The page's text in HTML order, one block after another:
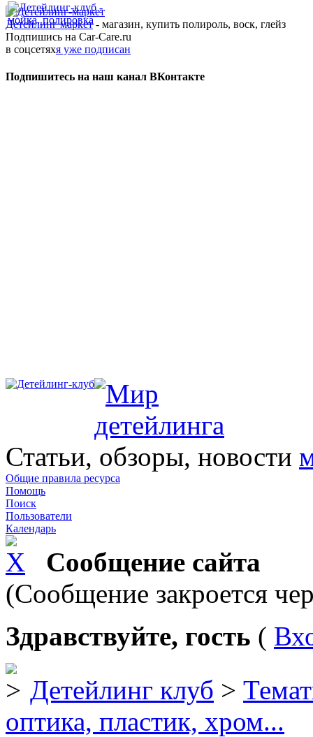
Детейлинг маркет- магазин, купить полироль, воск, глейз
Подпишись на Car-Care.ru
в соцсетяхя уже подписан
Подпишитесь на наш канал ВКонтакте
Статьи, обзоры, новости
Общие правила ресурса
Помощь
Поиск
Пользователи
Календарь
Сообщение сайта
(Сообщение закроется
Здравствуйте, гость (
Детейлинг клуб >
оптика, пластик, хром...